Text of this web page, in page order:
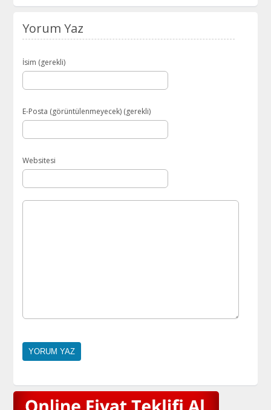
Yorum Yaz
İsim (gerekli)
E-Posta (görüntülenmeyecek) (gerekli)
Websitesi